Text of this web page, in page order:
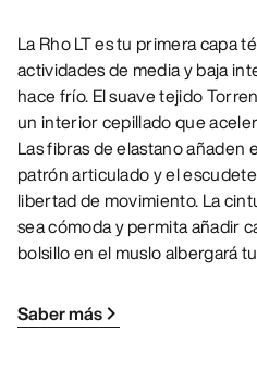
La Rho LT es tu primera capa
actividades de media y baja
hace frío. El suave tejido
un interior cepillado que
Las fibras de elastano añaden
patrón articulado y el
libertad de movimiento. La
sea cómoda y permita añadir
bolsillo en el muslo albergará
Saber más